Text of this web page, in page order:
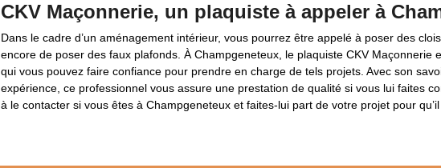
CKV Maçonnerie, un plaquiste à appeler à
Dans le cadre d’un aménagement intérieur, vous pourrez être appelé à poser des
encore de poser des faux plafonds. À Champgeneteux, le plaquiste CKV Maçonnerie
qui vous pouvez faire confiance pour prendre en charge de tels projets. Avec son
expérience, ce professionnel vous assure une prestation de qualité si vous lui faites
à le contacter si vous êtes à Champgeneteux et faites-lui part de votre projet pour